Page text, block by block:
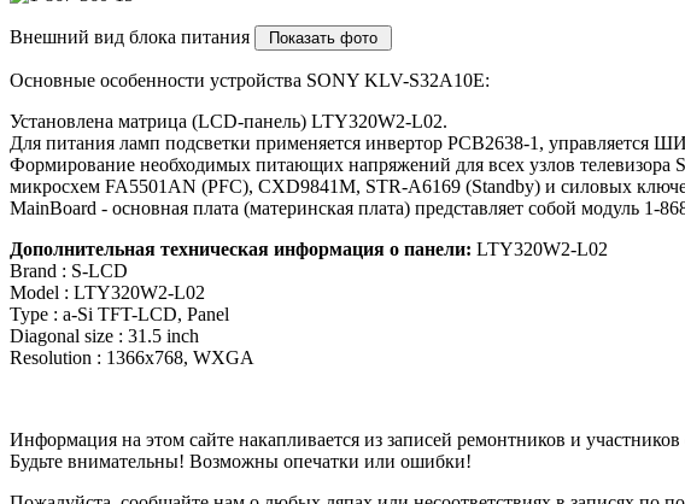
Внешний вид блока питания
Основные особенности устройства SONY KLV-S32A10E:
Установлена матрица (LCD-панель) LTY320W2-L02.
Для питания ламп подсветки применяется инвертор PCB2638-1, управляется
Формирование необходимых питающих напряжений для всех узлов телевизора
микросхем FA5501AN (PFC), CXD9841M, STR-A6169 (Standby) и силовых
MainBoard - основная плата (материнская плата) представляет собой модуль
Дополнительная техническая информация о панели: LTY320W2-L02
Brand : S-LCD
Model : LTY320W2-L02
Type : a-Si TFT-LCD, Panel
Diagonal size : 31.5 inch
Resolution : 1366x768, WXGA
Информация на этом сайте накапливается из записей ремонтников и
Будьте внимательны! Возможны опечатки или ошибки!